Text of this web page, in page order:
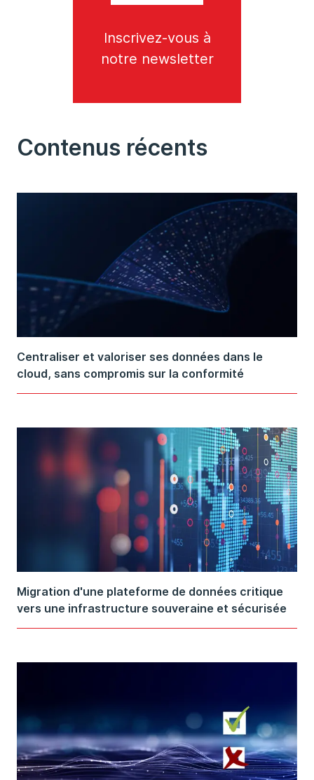
Inscrivez-vous à
notre newsletter
Contenus récents
Centraliser et valoriser ses données dans le
cloud, sans compromis sur la conformité
Migration d'une plateforme de données critique
vers une infrastructure souveraine et sécurisée